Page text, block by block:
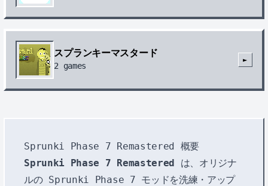
スプランキーマスタード
2 games
►
Sprunki Phase 7 Remastered 概要
Sprunki Phase 7 Remastered は、オリジナ
ルの Sprunki Phase 7 モッドを洗練・アップ